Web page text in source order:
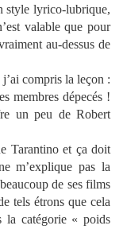
style lyrico-lubrique,
valable que pour
au-dessus de
compris la leçon :
membres dépecés !
un peu de Robert
Tarantino et ça doit
m’explique pas la
de ses films
tels étrons que cela
la catégorie « poids